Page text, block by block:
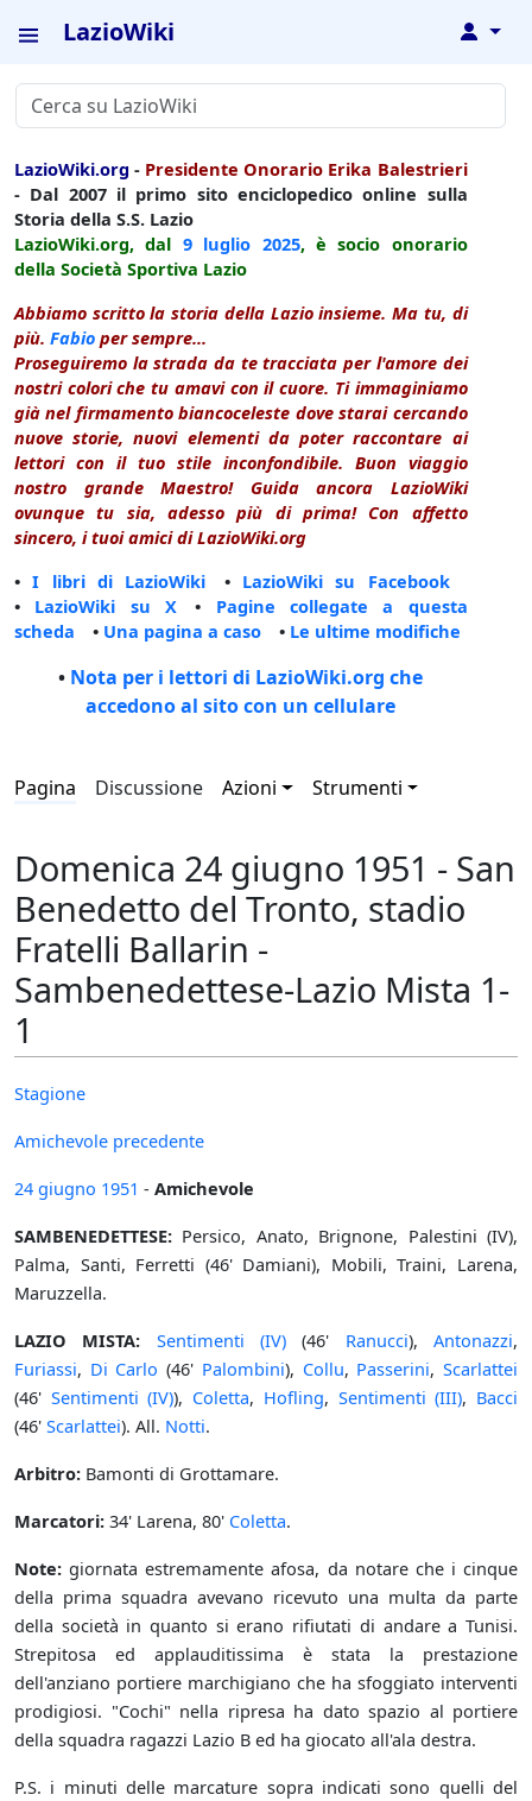
LazioWiki ↓
LazioWiki.org - Presidente Onorario Erika Balestrieri
- Dal 2007 il primo sito enciclopedico online sulla
Storia della S.S. Lazio
LazioWiki.org, dal 9 luglio 2025, è socio onorario
della Società Sportiva Lazio
Abbiamo scritto la storia della Lazio insieme. Ma tu, di
più. Fabio per sempre...
Proseguiremo la strada da te tracciata per l'amore dei
nostri colori che tu amavi con il cuore. Ti immaginiamo
già nel firmamento biancoceleste dove starai cercando
nuove storie, nuovi elementi da poter raccontare ai
lettori con il tuo stile inconfondibile. Buon viaggio
nostro grande Maestro! Guida ancora LazioWiki
ovunque tu sia, adesso più di prima! Con affetto
sincero, i tuoi amici di LazioWiki.org
•I libri di LazioWiki • LazioWiki su Facebook
• LazioWiki su X • Pagine collegate a questa
scheda • Una pagina a caso • Le ultime modifiche
• Nota per i lettori di LazioWiki.org che
accedono al sito con un cellulare
Pagina Discussione Azioni Strumenti
Domenica 24 giugno 1951 - San
Benedetto del Tronto, stadio
Fratelli Ballarin -
Sambenedettese-Lazio Mista 1-
1
Stagione
Amichevole precedente
24 giugno 1951 - Amichevole
SAMBENEDETTESE: Persico, Anato, Brignone, Palestini (IV),
Palma, Santi, Ferretti (46' Damiani), Mobili, Traini, Larena,
Maruzzella.
LAZIO MISTA:
Sentimenti (IV) (46' Ranucci),Antonazzi,
Furiassi, Di Carlo (46' Palombini), Collu, Passerini,Scarlattei
(46' Sentimenti (IV)), Coletta, Hofling, Sentimenti (III), Bacci
(46' Scarlattei). All. Notti.
Arbitro: Bamonti di Grottamare.
Marcatori: 34' Larena, 80' Coletta.
Note: giornata estremamente afosa, da notare che i cinque
della prima squadra avevano ricevuto una multa da parte
della società in quanto si erano rifiutati di andare a Tunisi.
Strepitosa ed applauditissima è stata la prestazione
dell'anziano portiere marchigiano che ha sfoggiato interventi
prodigiosi. "Cochi" nella ripresa ha dato spazio al portiere
della squadra ragazzi Lazio B ed ha giocato all'ala destra.
P.S. i minuti delle marcature sopra indicati sono quelli del